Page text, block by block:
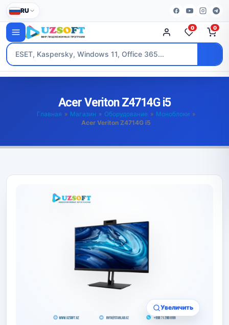
RU
0 0
Acer Veriton Z4714G i5
Главная » Магазин » Оборудование » Моноблоки »
Acer Veriton Z4714G i5
Увеличить